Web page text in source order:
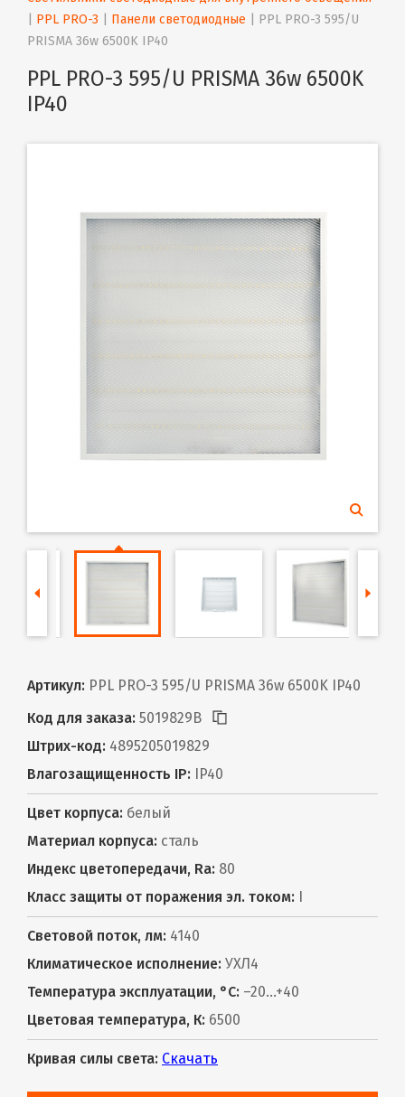
PPL PRO-3 Панели светодиодные
PPL PRO-3 595/U
PRISMA 36w 6500K IP40
PPL PRO-3 595/U PRISMA 36w 6500K
IP40
Артикул: PPL PRO-3 595/U PRISMA 36w 6500K IP40
Код для заказа: 5019829B
Штрих-код: 4895205019829
Влагозащищенность IP: IP40
Цвет корпуса: белый
Материал корпуса: сталь
Индекс цветопередачи, Ra: 80
Класс защиты от поражения эл. током: I
Световой поток, лм: 4140
Климатическое исполнение: УХЛ4
Температура эксплуатации, °С: –20...+40
Цветовая температура, К: 6500
Кривая силы света: Скачать